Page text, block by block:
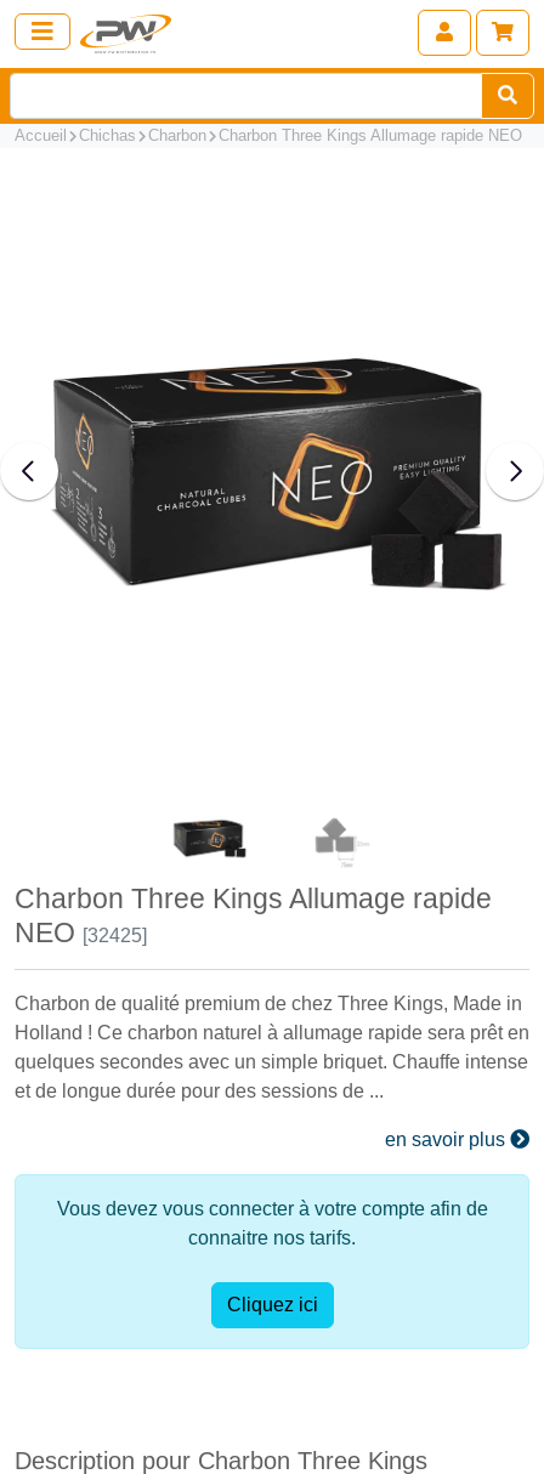
Accueil Chichas Charbon Charbon Three Kings Allumage rapide NEO
Charbon Three Kings Allumage rapide
NEO [32425]
Charbon de qualité premium de chez Three Kings, Made in
Holland ! Ce charbon naturel à allumage rapide sera prêt en
quelques secondes avec un simple briquet. Chauffe intense
et de longue durée pour des sessions de ...
en savoir plus
Vous devez vous connecter à votre compte afin de
connaitre nos tarifs.
Cliquez ici
Description pour Charbon Three Kings